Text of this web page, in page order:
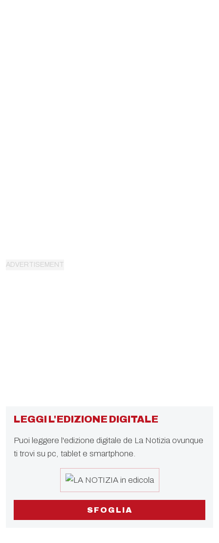
LEGGI L'EDIZIONE DIGITALE
Puoi leggere l'edizione digitale de La Notizia ovunque
ti trovi su pc, tablet e smartphone.
SFOGLIA